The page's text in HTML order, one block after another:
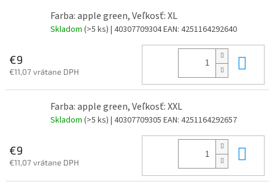
Farba: apple green, Veľkosť: XL
Skladom (>5 ks) | 40307709304EAN: 4251164292640
€9
€11,07 vrátane DPH
Farba: apple green, Veľkosť: XXL
Skladom (>5 ks) | 40307709305 EAN: 4251164292657
€9
€11,07 vrátane DPH